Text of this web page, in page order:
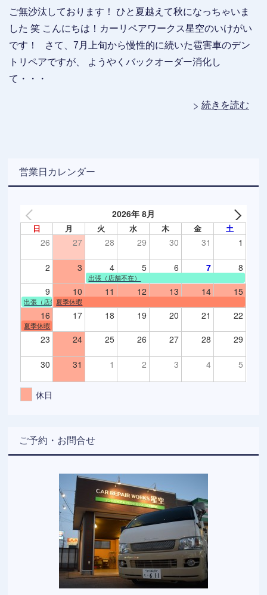
ご無沙汰しております！ ひと夏越えて秋になっちゃいま
した 笑 こんにちは！カーリペアワークス星空のいけがい
です！ さて、7月上旬から慢性的に続いた雹害車のデン
トリペアですが、 ようやくバックオーダー消化し
て・・・
続きを読む
営業日カレンダー
2026年 8月
日 月 火 水 木 金 土
26 27 28 29 30 31 1
2 3 4 5 6 7 8
出張（店舗不在）
9 10 11 12 13 14 15
出張（店舗不在）
夏季休暇
16 17 18 19 20 21 22
夏季休暇
23 24 25 26 27 28 29
30 31 1 2 3 4 5
休日
ご予約・お問合せ